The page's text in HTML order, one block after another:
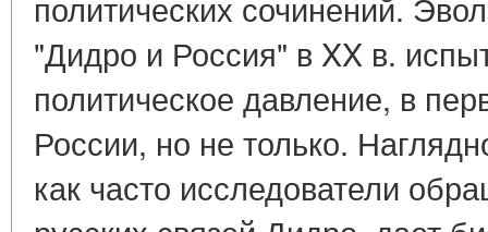
"Дидро и Россия" в XX в.
политическое давление, в
России, но не только.
как часто исследователи